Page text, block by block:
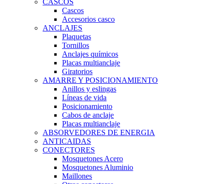
CASCOS
Cascos
Accesorios casco
ANCLAJES
Plaquetas
Tornillos
Anclajes químicos
Placas multianclaje
Giratorios
AMARRE Y POSICIONAMIENTO
Anillos y eslingas
Líneas de vida
Posicionamiento
Cabos de anclaje
Placas multianclaje
ABSORVEDORES DE ENERGIA
ANTICAIDAS
CONECTORES
Mosquetones Acero
Mosquetones Aluminio
Maillones